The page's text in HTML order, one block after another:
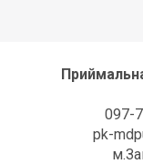
097-
pk-